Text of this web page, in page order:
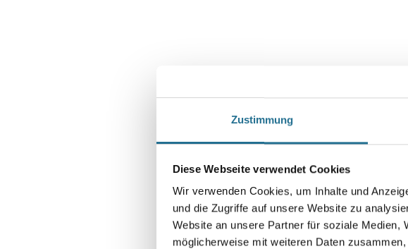
Zustimmung
Diese Webseite verwendet Cookies
Wir verwenden Cookies, um Inhalte und
und die Zugriffe auf unsere Website zu
Website an unsere Partner für soziale Medien,
möglicherweise mit weiteren Daten